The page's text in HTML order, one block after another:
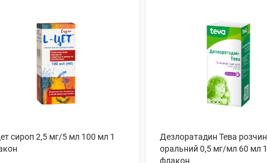
сироп 2,5 мг/5 мл 100 мл 1
Дезлоратадин Тева розчин
оральний 0,5 мг/мл 60 мл 1
флакон